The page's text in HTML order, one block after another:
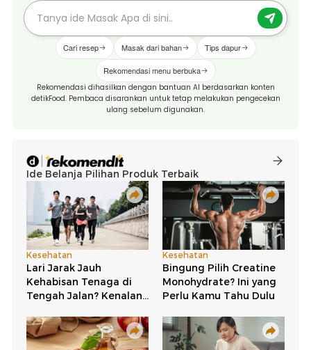
Cari resep Masak dari bahan Tips dapur
Rekomendasi menu berbuka
Rekomendasi dihasilkan dengan bantuan AI berdasarkan konten
detikFood. Pembaca disarankan untuk tetap melakukan pengecekan
ulang sebelum digunakan.